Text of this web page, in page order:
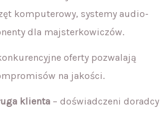
komputerowy, systemy audio-
dla majsterkowiczów.
oferty pozwalają
na jakości.
klienta– doświadczeni doradcy